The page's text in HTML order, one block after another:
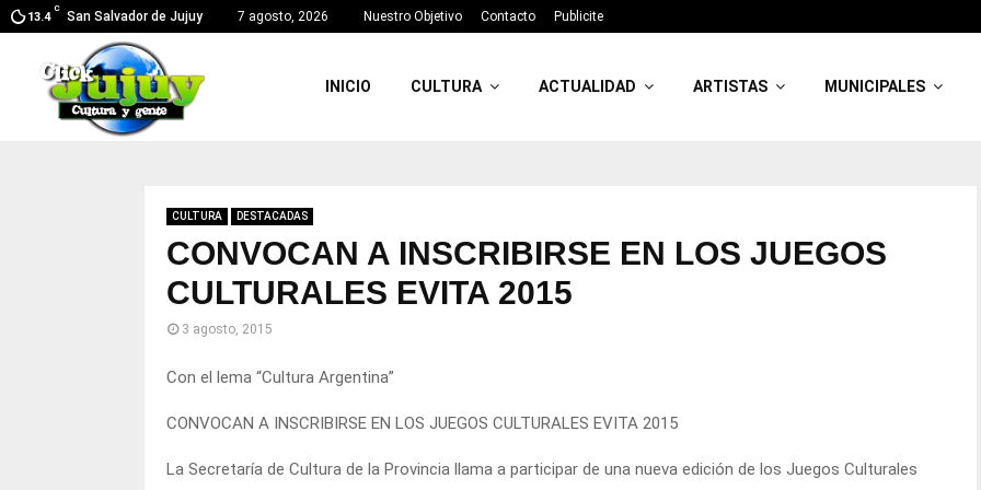
13.4
C
San Salvador de Jujuy 7 agosto, 2026 Nuestro Objetivo Contacto Publicite
INICIO CULTURA ACTUALIDAD ARTISTAS MUNICIPALES
CULTURA DESTACADAS
CONVOCAN A INSCRIBIRSE EN LOS JUEGOS
CULTURALES EVITA 2015
3 agosto, 2015
Con el lema “Cultura Argentina”
CONVOCAN A INSCRIBIRSE EN LOS JUEGOS CULTURALES EVITA 2015
La Secretaría de Cultura de la Provincia llama a participar de una nueva edición de los Juegos Culturales